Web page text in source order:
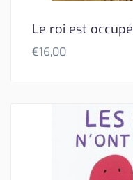
Le roi est occupé
€16,00